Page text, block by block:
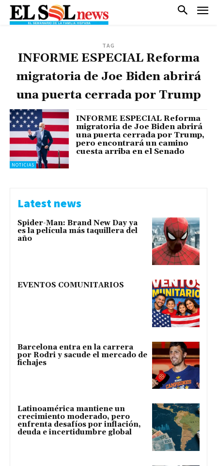
TAG
INFORME ESPECIAL Reforma
migratoria de Joe Biden abrirá
una puerta cerrada por Trump
NOTICIAS
INFORME ESPECIAL Reforma
migratoria de Joe Biden abrirá
una puerta cerrada por Trump,
pero encontrará un camino
cuesta arriba en el Senado
Latest news
Spider-Man: Brand New Day ya
es la película más taquillera del
año
EVENTOS COMUNITARIOS
Barcelona entra en la carrera
por Rodri y sacude el mercado de
fichajes
Latinoamérica mantiene un
crecimiento moderado, pero
enfrenta desafíos por inflación,
deuda e incertidumbre global